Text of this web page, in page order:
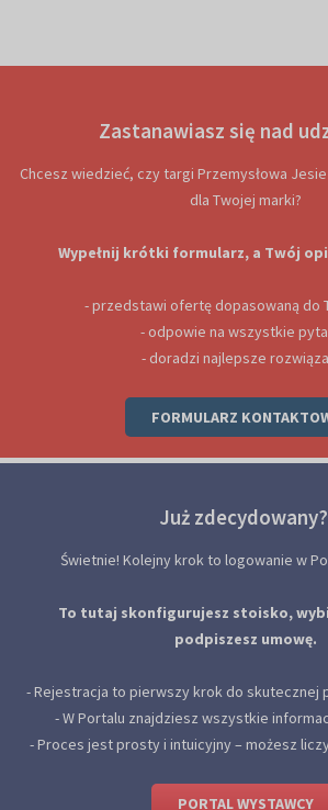
Zastanawiasz się nad
Chcesz wiedzieć, czy targi Przemysłowa
dla Twojej marki?
Wypełnij krótki formularz, a Twój
- przedstawi ofertę dopasowaną do
- odpowie na wszystkie
- doradzi najlepsze
FORMULARZ
Już zdecydowany?
Świetnie! Kolejny krok to logowanie w
To tutaj skonfigurujesz stoisko,
podpiszesz umowę.
- Rejestracja to pierwszy krok do skutecznej
- W Portalu znajdziesz wszystkie
- Proces jest prosty i intuicyjny – możesz
PORTAL WYSTAWCY